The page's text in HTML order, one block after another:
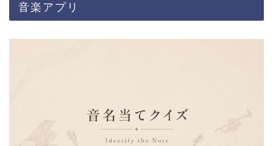
音楽アプリ